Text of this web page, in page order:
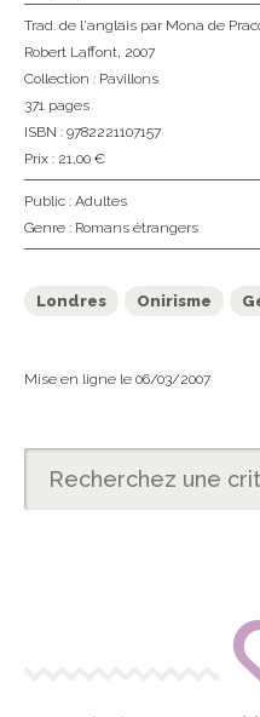
Trad. de l'anglais par Mona de
Robert Laffont, 2007
Collection : Pavillons
371 pages
ISBN : 9782221107157
Prix : 21,00 €
Public : Adultes
Genre : Romans étrangers
Londres Onirisme
Mise en ligne le 06/03/2007